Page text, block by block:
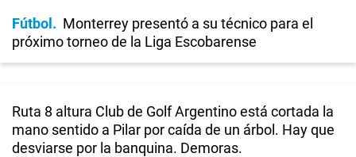
Fútbol
Monterrey presentó a su técnico para el
próximo torneo de la Liga Escobarense
Ruta 8 altura Club de Golf Argentino está cortada la
mano sentido a Pilar por caída de un árbol. Hay que
desviarse por la banquina. Demoras.